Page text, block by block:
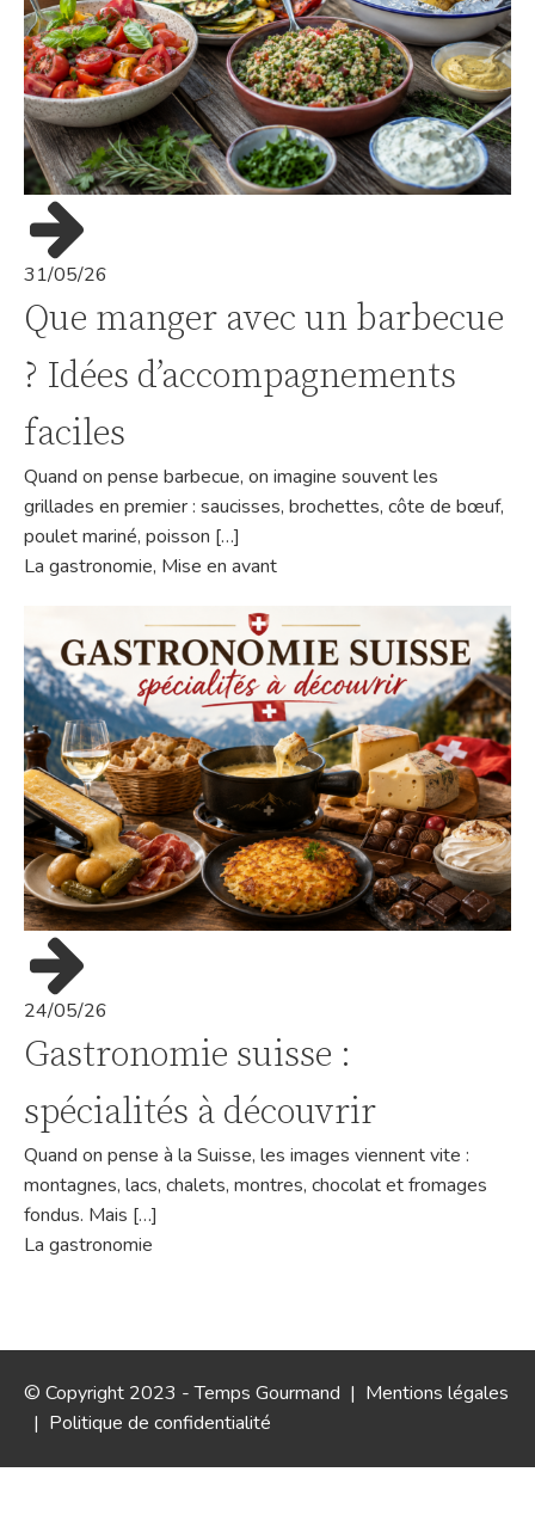
31/05/26
Que manger avec un barbecue
? Idées d’accompagnements
faciles
Quand on pense barbecue, on imagine souvent les
grillades en premier : saucisses, brochettes, côte de bœuf,
poulet mariné, poisson […]
La gastronomie, Mise en avant
24/05/26
Gastronomie suisse :
spécialités à découvrir
Quand on pense à la Suisse, les images viennent vite :
montagnes, lacs, chalets, montres, chocolat et fromages
fondus. Mais […]
La gastronomie
© Copyright 2023 - Temps Gourmand | Mentions légales
| Politique de confidentialité